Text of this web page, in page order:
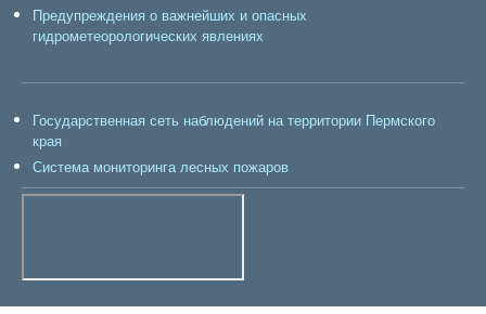
Предупреждения о важнейших и опасных
гидрометеорологических явлениях
Государственная сеть наблюдений на территории Пермского
края
Система мониторинга лесных пожаров